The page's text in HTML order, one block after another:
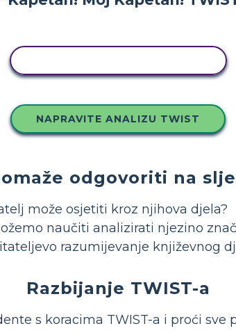
NAPRAVITE ANALIZU TWIST
odgovoriti na
može osjetiti kroz njihova djela?
naučiti analizirati njezino
razumijevanje književnog
Razbijanje TWIST-a
s koracima TWIST-a i proći